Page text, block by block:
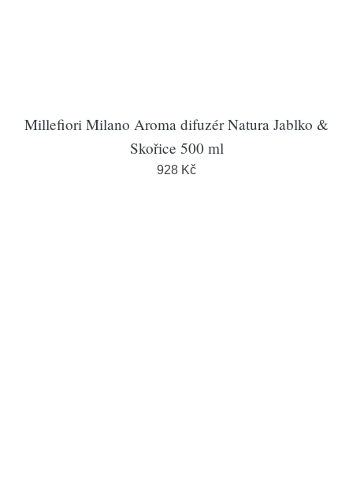
Millefiori Milano Aroma difuzér Natura Jablko &
Skořice 500 ml
928 Kč